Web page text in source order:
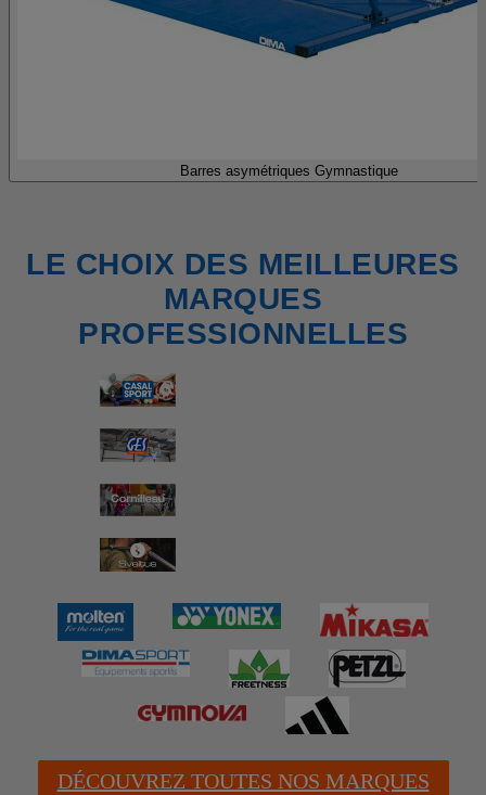
Barres asymétriques Gymnastique
LE CHOIX DES MEILLEURES
MARQUES
PROFESSIONNELLES
DÉCOUVREZ TOUTES NOS MARQUES